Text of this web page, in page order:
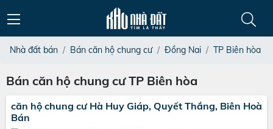
Nhà đất bán Bán căn hộ chung cư Đồng Nai TP Biên hòa
Bán căn hộ chung cư TP Biên hòa
căn hộ chung cư Hà Huy Giáp, Quyết Thắng, Biên Hoà
Bán